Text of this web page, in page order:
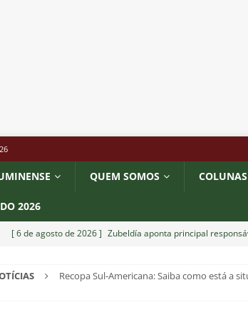
QUEM SOMOS COLUNAS
2026
[ 6 de agosto de 2026 ] Zubeldía aponta principal
[ 6 de agosto de 2026 ] Notas das atuações: Fluminense 1
Recopa Sul-Americana: Saiba como está a